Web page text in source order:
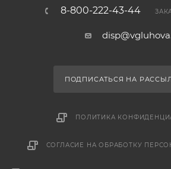
8-800-222-43-44
ПОДПИСАТЬСЯ НА
ПОЛИТИКА
СОГЛАСИЕ НА ОБРАБОТКУ